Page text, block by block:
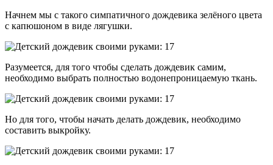
Начнем мы с такого симпатичного дождевика зелёного цвета
с капюшоном в виде лягушки.
Разумеется, для того чтобы сделать дождевик самим,
необходимо выбрать полностью водонепроницаемую ткань.
Но для того, чтобы начать делать дождевик, необходимо
составить выкройку.